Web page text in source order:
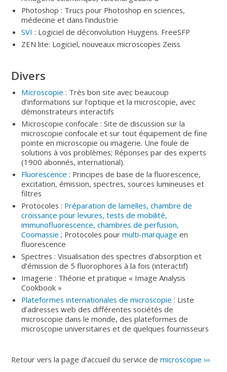
Photoshop : Trucs pour Photoshop en sciences,
médecine et dans l’industrie
SVI : Logiciel de déconvolution Huygens. FreeSFP
ZEN lite: Logiciel, nouveaux microscopes Zeiss
Divers
Microscopie : Très bon site avec beaucoup
d’informations sur l’optique et la microscopie, avec
démonstrateurs interactifs
Microscopie confocale : Site de discussion sur la
microscopie confocale et sur tout équipement de fine
pointe en microscopie ou imagerie. Une foule de
solutions à vos problèmes; Réponses par des experts
(1900 abonnés, international).
Fluorescence : Principes de base de la fluorescence,
excitation, émission, spectres, sources lumineuses et
filtres
Protocoles : Préparation de lamelles, chambre de
croissance pour levures, tests de mobilité,
immunofluorescence, chambres de perfusion,
Coomassie ; Protocoles pourmulti-marquage en
fluorescence
Spectres : Visualisation des spectres d’absorption et
d’émission de 5 fluorophores à la fois (interactif)
Imagerie : Théorie et pratique « Image Analysis
Cookbook »
Plateformes internationales de microscopie : Liste
d’adresses web des différentes sociétés de
microscopie dans le monde, des plateformes de
microscopie universitaires et de quelques fournisseurs
Retour vers la page d’accueil du service demicroscopie ›››